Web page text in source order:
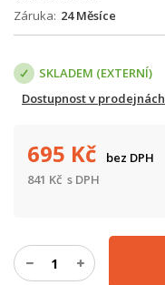
Záruka 24 Měsíce
SKLADEM (EXTERNÍ)
Dostupnost v prodejnách
695 Kč
bez DPH
841 Kč s DPH